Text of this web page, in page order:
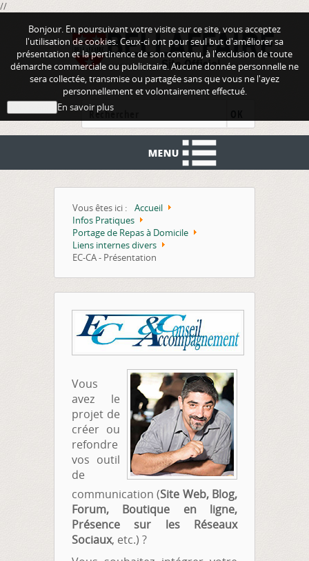
//
Bonjour. En poursuivant votre visite sur ce site, vous acceptez
l'utilisation de cookies. Ceux-ci ont pour seul but d'améliorer sa
présentation et la pertinence de son contenu, à l'exclusion de toute
démarche commerciale ou publicitaire. Aucune donnée personnelle ne
sera collectée, transmise ou partagée sans que vous ne l'ayez
personnellement et volontairement effectué.
En savoir plus
Vous êtes ici :
Accueil
Infos Pratiques
Portage de Repas à Domicile
Liens internes divers
EC-CA - Présentation
Vous
avez le
projet de
créer ou
refondre
vos outil
de
communication (Site Web, Blog,
Forum, Boutique en ligne,
Présence sur les Réseaux
Sociaux, etc.) ?